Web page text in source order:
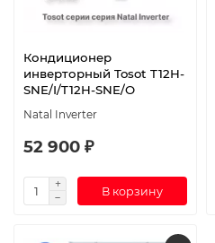
Кондиционер
инверторный Tosot T12H-
SNE/I/T12H-SNE/O
Natal Inverter
52 900 ₽
В корзину